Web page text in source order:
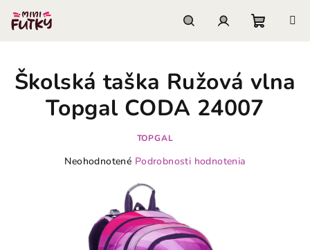
obsah
košík
Školská taška Ružová vlna
Topgal CODA 24007
TOPGAL
Priemerné
Neohodnotené Podrobnosti hodnotenia